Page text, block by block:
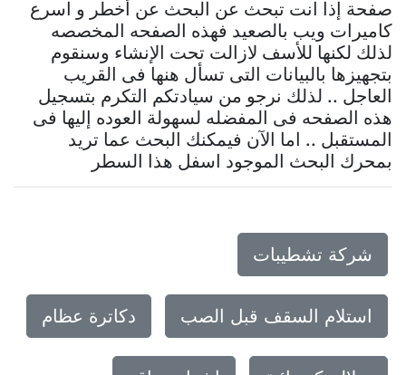
صفحة إذا انت تبحث عن البحث عن أخطر و اسرع
كاميرات ويب بالصعيد فهذه الصفحه المخصصه
لذلك لكنها للأسف لازالت تحت الإنشاء وسنقوم
بتجهيزها بالبيانات التى تسأل هنها فى القريب
العاجل .. لذلك نرجو من سيادتكم التكرم بتسجيل
هذه الصفحه فى المفضله لسهولة العوده إليها فى
المستقبل .. اما الآن فيمكنك البحث عما تريد
بمحرك البحث الموجود اسفل هذا السطر
شركة تشطيبات
استلام السقف قبل الصب دكاترة عظام